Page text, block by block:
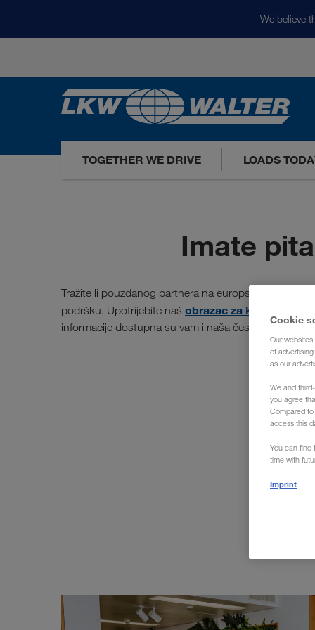
We believe
TOGETHER WE DRIVE LOADS
Imate
Tražite li pouzdanog partnera na europskim
podršku. Upotrijebite naš obrazac za kontakt
informacije dostupna su vam i naša često
Cookie
Our
of
as our
We and
you agree
Compared
access this
You can find
time with
Imprint